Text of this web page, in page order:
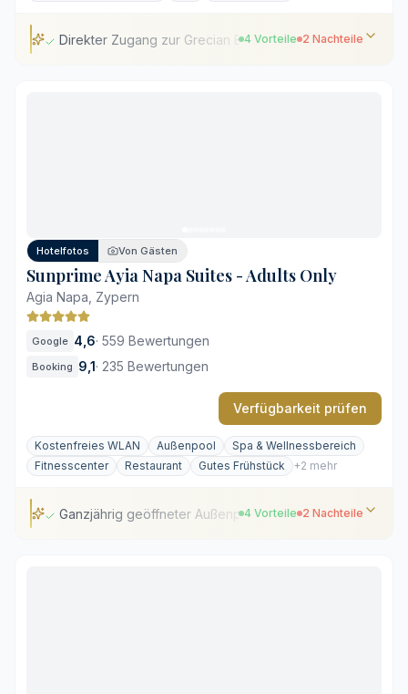
Direkter Zugang zur Grecian Bay4 Vorteile 2 Nachteile
Hotelfotos Von Gästen
Sunprime Ayia Napa Suites - Adults Only
Agia Napa, Zypern
Google 4,6· 559 Bewertungen
Booking 9,1· 235 Bewertungen
Verfügbarkeit prüfen
Kostenfreies WLAN Außenpool
Spa & Wellnessbereich
Fitnesscenter
Restaurant Gutes Frühstück +2 mehr
Ganzjährig geöffneter Außenpool4 Vorteile 2 Nachteile